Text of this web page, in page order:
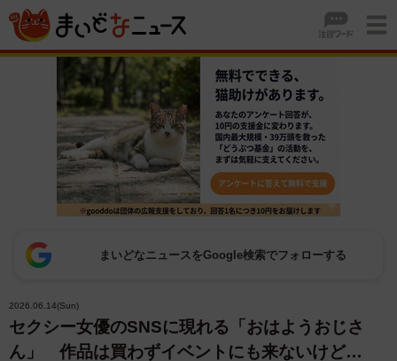
まいどなニュースをGoogle検索でフォローする
2026.06.14(Sun)
セクシー女優のSNSに現れる「おはようおじさ
ん」 作品は買わずイベントにも来ないけど…